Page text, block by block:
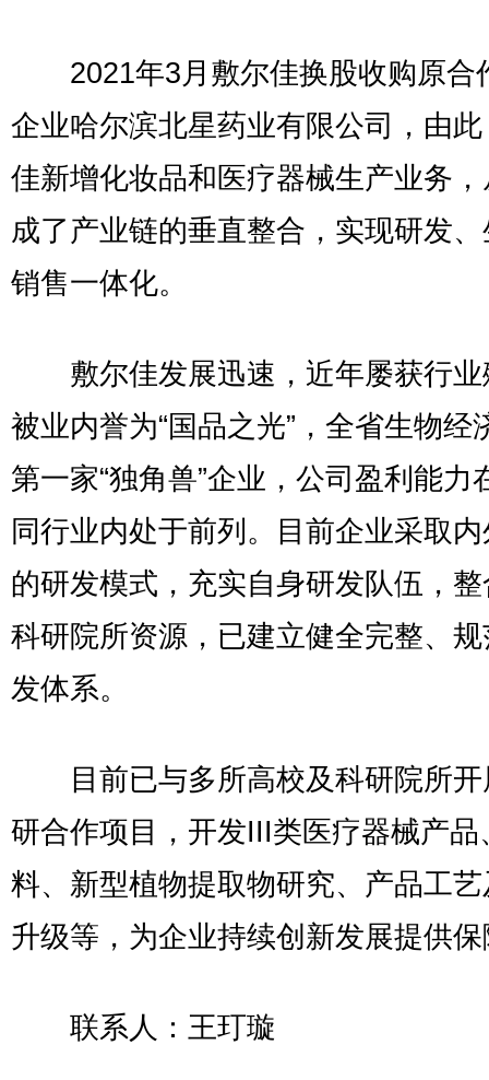
2021年3月敷尔佳换股收购原合
企业哈尔滨北星药业有限公司，由
佳新增化妆品和医疗器械生产业务
成了产业链的垂直整合，实现研发
销售一体化。
敷尔佳发展迅速，近年屡获行业
被业内誉为“国品之光”，全省生物经
第一家“独角兽”企业，公司盈利能力
同行业内处于前列。目前企业采取
的研发模式，充实自身研发队伍，
科研院所资源，已建立健全完整、
发体系。
目前已与多所高校及科研院所开
研合作项目，开发III类医疗器械产品
料、新型植物提取物研究、产品工
升级等，为企业持续创新发展提供
联系人：王玎璇